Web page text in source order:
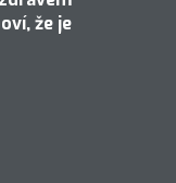
že je